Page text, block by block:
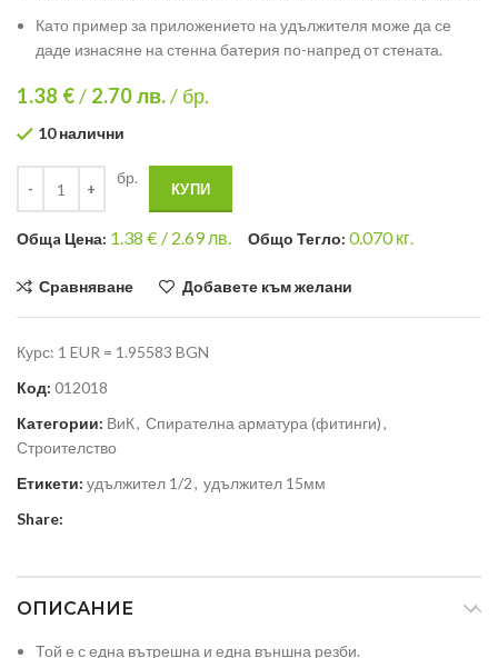
Като пример за приложението на удължителя може да се
даде изнасяне на стенна батерия по-напред от стената.
1.38 €/ 2.70лв./ бр.
10 налични
бр.
КУПИ
Общa Цена: 1.38 € / 2.69 лв. Общо Тегло: 0.070кг.
Сравняване Добавете към желани
Курс: 1 EUR = 1.95583 BGN
Код: 012018
Категории: ВиК, Спирателна арматура (фитинги),
Строителство
Етикети: удължител 1/2, удължител 15мм
Share:
ОПИСАНИЕ
Той е с една вътрешна и една външна резби.